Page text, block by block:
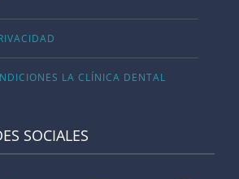
LA CLÍNICA DENTAL
SOCIALES